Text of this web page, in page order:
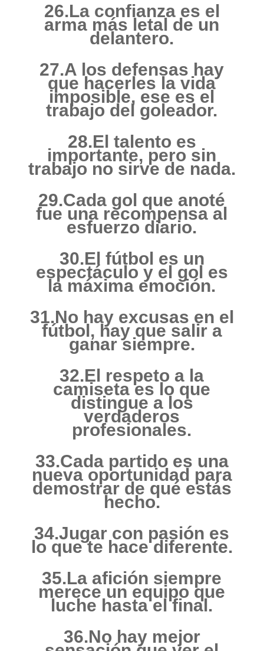
26.La confianza es el
arma más letal de un
delantero.
27.A los defensas hay
que hacerles la vida
imposible, ese es el
trabajo del goleador.
28.El talento es
importante, pero sin
trabajo no sirve de nada.
29.Cada gol que anoté
fue una recompensa al
esfuerzo diario.
30.El fútbol es un
espectáculo y el gol es
la máxima emoción.
31.No hay excusas en el
fútbol, hay que salir a
ganar siempre.
32.El respeto a la
camiseta es lo que
distingue a los
verdaderos
profesionales.
33.Cada partido es una
nueva oportunidad para
demostrar de qué estás
hecho.
34.Jugar con pasión es
lo que te hace diferente.
35.La afición siempre
merece un equipo que
luche hasta el final.
36.No hay mejor